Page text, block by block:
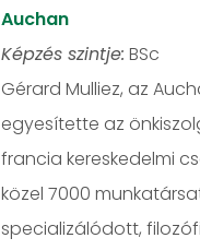
Auchan
Képzés szintje: BSc
Gérard Mulliez, az
egyesítette az
francia kereskedelmi
közel 7000
specializálódott,